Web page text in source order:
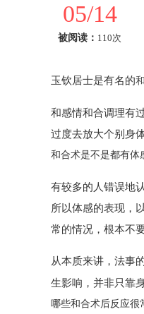
05/14
被阅读： 110次
玉钦居士是有名的
和感情和合调理有
过度去放大个别身
和合术是不是都有体
有较多的人错误地
所以体感的表现，
常的情况，根本不
从本质来讲，法事
生影响，并非只靠
哪些和合术后反应很